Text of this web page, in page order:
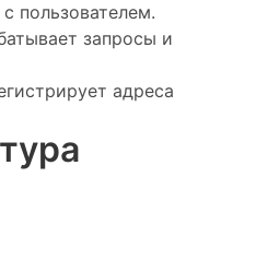
пользователем.
запросы и
адреса